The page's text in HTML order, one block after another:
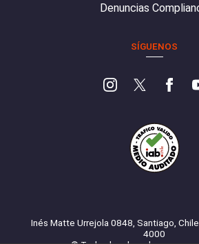
Denuncias
SÍGUENOS
Inés Matte Urrejola 0848, Santiago,
4000